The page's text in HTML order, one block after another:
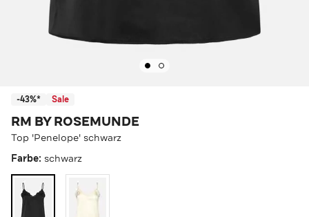
-43%* Sale
RM BY ROSEMUNDE
Top 'Penelope' schwarz
Farbe: schwarz